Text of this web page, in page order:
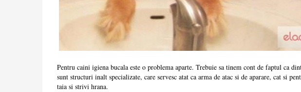
Pentru caini igiena bucala este o problema aparte. Trebuie sa tinem cont de faptul ca
sunt structuri inalt specializate, care servesc atat ca arma de atac si de aparare, cat si
taia si strivi hrana.